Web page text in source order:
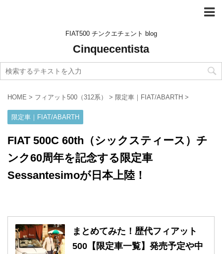
FIAT500 チンクエチェント blog
Cinquecentista
HOME > フィアット500（312系） > 限定車｜FIAT/ABARTH >
限定車｜FIAT/ABARTH
FIAT 500C 60th（シックスティース）チ
ンク60周年を記念する限定車
Sessantesimoが日本上陸！
まとめてみた！歴代フィアット
500【限定車一覧】発売予定や中